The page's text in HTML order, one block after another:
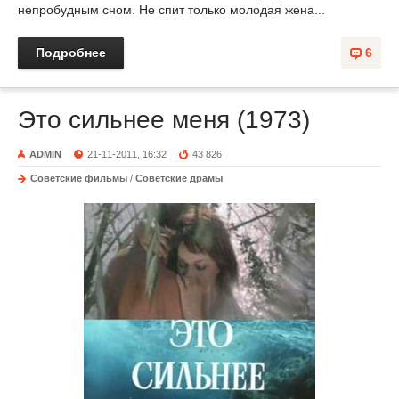
непробудным сном. Не спит только молодая жена...
6
Подробнее
Это сильнее меня (1973)
ADMIN 21-11-2011, 16:32 43 826
Советские фильмы / Советские драмы